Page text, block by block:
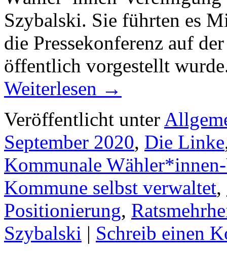
Szybalski. Sie führten es
die Pressekonferenz auf
öffentlich vorgestellt
Weiterlesen →
Veröffentlicht unter
September 2020, Die Linke
Kommunale
Kommune selbst verwaltet,
Positionierung,
Szybalski | Schreib einen